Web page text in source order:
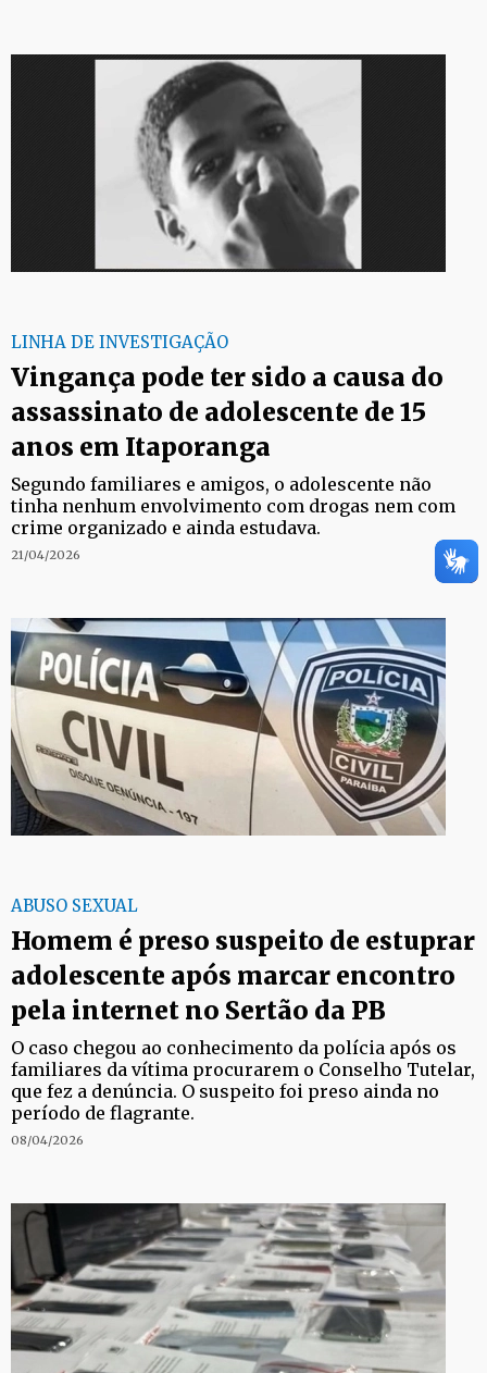
LINHA DE INVESTIGAÇÃO
Vingança pode ter sido a causa do
assassinato de adolescente de 15
anos em Itaporanga
Segundo familiares e amigos, o adolescente não
tinha nenhum envolvimento com drogas nem com
crime organizado e ainda estudava.
21/04/2026
ABUSO SEXUAL
Homem é preso suspeito de estuprar
adolescente após marcar encontro
pela internet no Sertão da PB
O caso chegou ao conhecimento da polícia após os
familiares da vítima procurarem o Conselho Tutelar,
que fez a denúncia. O suspeito foi preso ainda no
período de flagrante.
08/04/2026